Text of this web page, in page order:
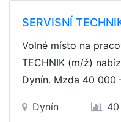
SERVISNÍ
Volné místo na
TECHNIK (m/ž)
Dynín. Mzda 40 000
Dynín